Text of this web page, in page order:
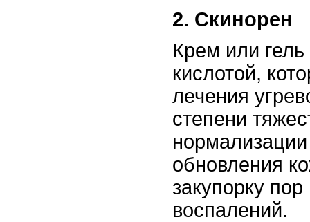
2. Скинорен
Крем или
кислотой,
лечения
степени
нормализации
обновления
закупорку
воспалений.